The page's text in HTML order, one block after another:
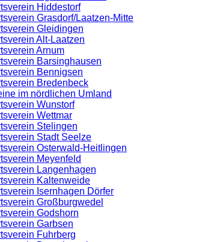
Hiddestorf
Grasdorf/Laatzen-Mitte
Gleidingen
Alt-Laatzen
Arnum
Barsinghausen
Bennigsen
Bredenbeck
im nördlichen Umland
Wunstorf
Wettmar
Stelingen
Stadt Seelze
Osterwald-Heitlingen
Meyenfeld
Langenhagen
Kaltenweide
Isernhagen Dörfer
Großburgwedel
Godshorn
Garbsen
Fuhrberg